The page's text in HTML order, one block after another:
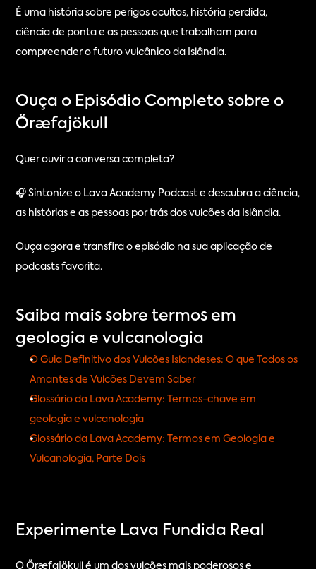
É uma história sobre perigos ocultos, história perdida,
ciência de ponta e as pessoas que trabalham para
compreender o futuro vulcânico da Islândia.
Ouça o Episódio Completo sobre o
Öræfajökull
Quer ouvir a conversa completa?
🎧 Sintonize o Lava Academy Podcast e descubra a ciência,
as histórias e as pessoas por trás dos vulcões da Islândia.
Ouça agora e transfira o episódio na sua aplicação de
podcasts favorita.
Saiba mais sobre termos em
geologia e vulcanologia
O Guia Definitivo dos Vulcões Islandeses: O que Todos os
Amantes de Vulcões Devem Saber
Glossário da Lava Academy: Termos-chave em
geologia e vulcanologia
Glossário da Lava Academy: Termos em Geologia e
Vulcanologia, Parte Dois
Experimente Lava Fundida Real
O Öræfajökull é um dos vulcões mais poderosos e